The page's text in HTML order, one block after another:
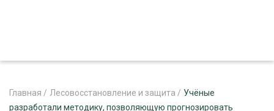
Главная / Лесовосстановление и защита / Учёные
разработали методику, позволяющую прогнозировать